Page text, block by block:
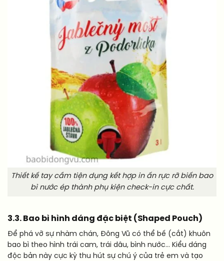
Thiết kế tay cầm tiện dụng kết hợp in ấn rực rỡ biến bao
bì nước ép thành phụ kiện check-in cực chất.
3.3. Bao bì hình dáng đặc biệt (Shaped Pouch)
Để phá vỡ sự nhàm chán, Đông Vũ có thể bế (cắt) khuôn
bao bì theo hình trái cam, trái dâu, bình nước… Kiểu dáng
độc bản này cực kỳ thu hút sự chú ý của trẻ em và tạo